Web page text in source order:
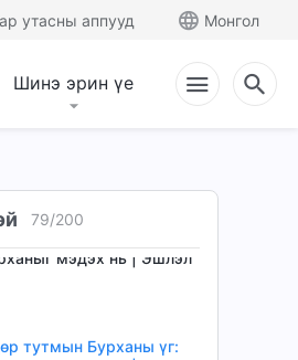
утасны аппууд Монгол
Шинэ эрин үе
79/200
тутмын Бурханы үг:
мэдэх нь | Эшлэл
тутмын Бурханы үг: